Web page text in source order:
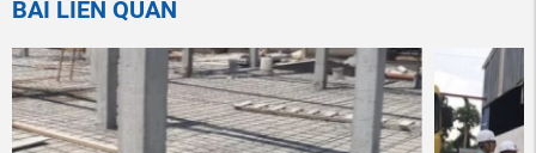
BÀI LIÊN QUAN